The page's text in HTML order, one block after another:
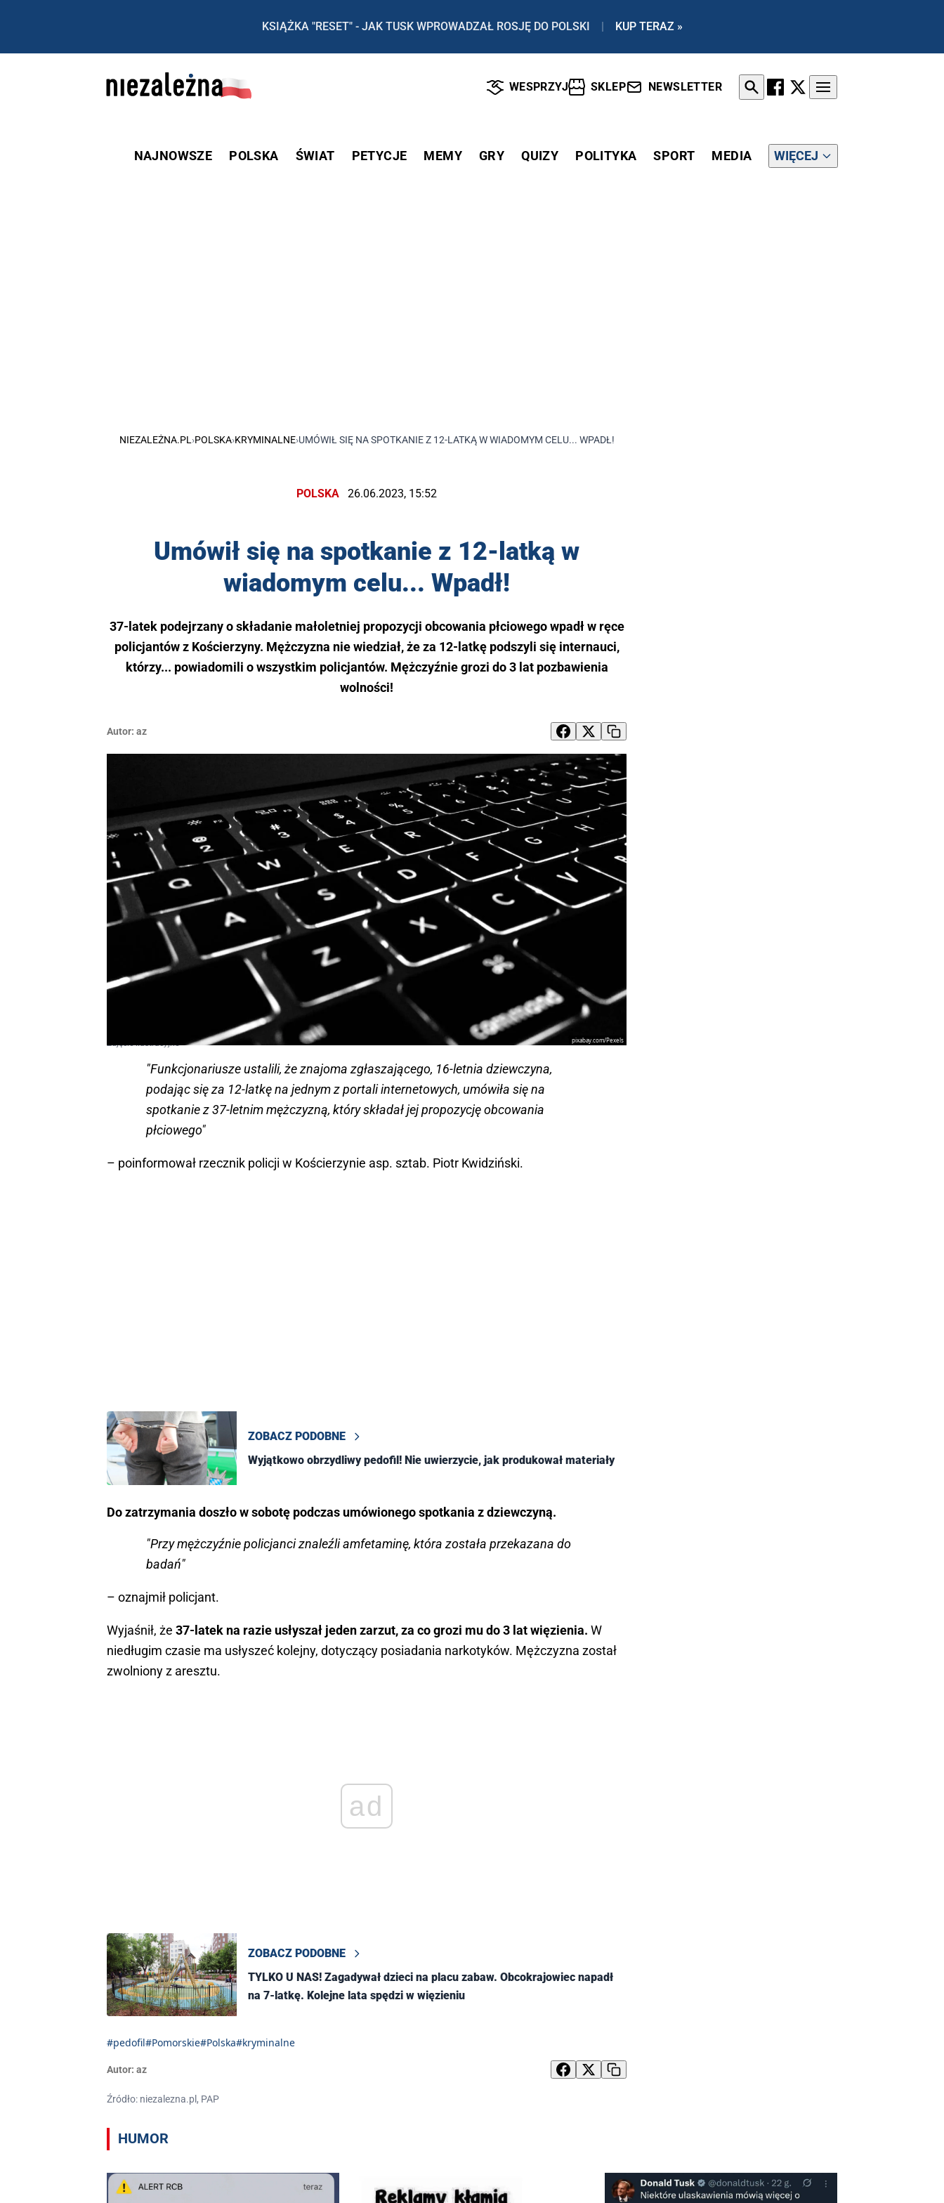
KSIĄŻKA "RESET" - JAK TUSK WPROWADZAŁ ROSJĘ DO POLSKI | KUP TERAZ »
WESPRZYJ SKLEP NEWSLETTER
NAJNOWSZE POLSKA ŚWIAT PETYCJE MEMY GRY QUIZY POLITYKA SPORT MEDIA WIĘCEJ
NIEZALEŻNA.PL ›POLSKA›KRYMINALNE›UMÓWIŁ SIĘ NA SPOTKANIE Z 12-LATKĄ W WIADOMYM CELU... WPADŁ!
POLSKA 26.06.2023, 15:52
Umówił się na spotkanie z 12-latką w
wiadomym celu... Wpadł!
37-latek podejrzany o składanie małoletniej propozycji obcowania płciowego wpadł w ręce
policjantów z Kościerzyny. Mężczyzna nie wiedział, że za 12-latkę podszyli się internauci,
którzy... powiadomili o wszystkim policjantów. Mężczyźnie grozi do 3 lat pozbawienia
wolności!
Autor: az
pixabay.com/Pexels
Zdjęcie ilustracyjne
"Funkcjonariusze ustalili, że znajoma zgłaszającego, 16-letnia dziewczyna,
podając się za 12-latkę na jednym z portali internetowych, umówiła się na
spotkanie z 37-letnim mężczyzną, który składał jej propozycję obcowania
płciowego"
– poinformował rzecznik policji w Kościerzynie asp. sztab. Piotr Kwidziński.
ZOBACZ PODOBNE
Wyjątkowo obrzydliwy pedofil! Nie uwierzycie, jak produkował materiały
Do zatrzymania doszło w sobotę podczas umówionego spotkania z dziewczyną.
"Przy mężczyźnie policjanci znaleźli amfetaminę, która została przekazana do
badań"
– oznajmił policjant.
Wyjaśnił, że 37-latek na razie usłyszał jeden zarzut, za co grozi mu do 3 lat więzienia. W
niedługim czasie ma usłyszeć kolejny, dotyczący posiadania narkotyków. Mężczyzna został
zwolniony z aresztu.
ad
ZOBACZ PODOBNE
TYLKO U NAS! Zagadywał dzieci na placu zabaw. Obcokrajowiec napadł
na 7-latkę. Kolejne lata spędzi w więzieniu
#pedofil#Pomorskie#Polska#kryminalne
Autor: az
Źródło: niezalezna.pl, PAP
HUMOR